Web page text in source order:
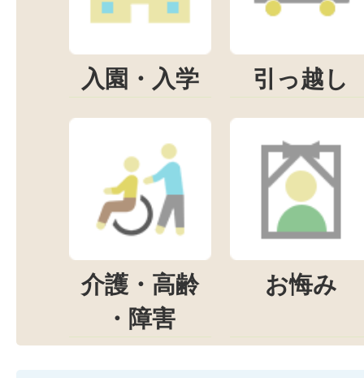
入園・入学 引っ越し
介護・高齢
・障害
お悔み